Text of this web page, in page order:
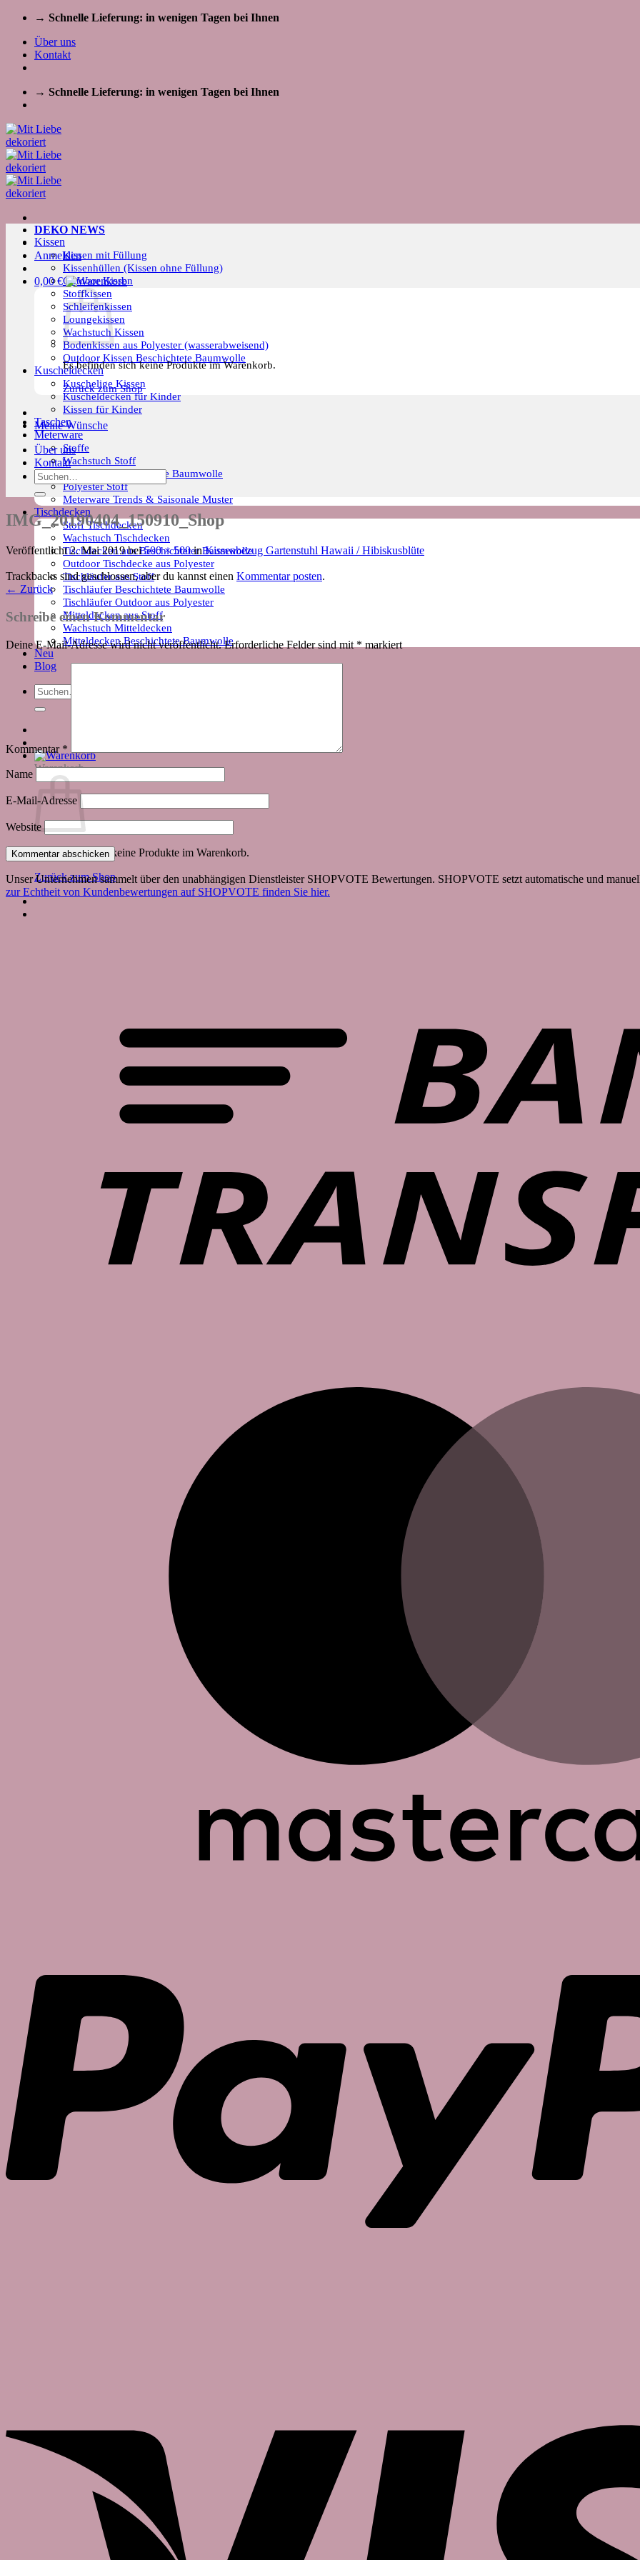
Zum
springen
→ Schnelle Lieferung: in wenigen Tagen bei Ihnen
Über uns
Kontakt
→ Schnelle Lieferung: in wenigen Tagen bei Ihnen
Kissen
Kissen mit Füllung
Kissenhüllen (Kissen ohne Füllung)
Outdoor Kissen
Stoffkissen
Schleifenkissen
Loungekissen
Wachstuch Kissen
Bodenkissen aus Polyester (wasserabweisend)
Outdoor Kissen Beschichtete Baumwolle
Kuscheldecken
Kuschelige Kissen
Kuscheldecken für Kinder
Kissen für Kinder
Taschen
Meterware
Stoffe
Wachstuch Stoff
Meterware Beschichtete Baumwolle
Polyester Stoff
Meterware Trends & Saisonale Muster
Tischdecken
Stoff Tischdecken
Wachstuch Tischdecken
Tischdecken aus Beschichteter Baumwolle
Outdoor Tischdecke aus Polyester
Tischläufer aus Stoff
Tischläufer Beschichtete Baumwolle
Tischläufer Outdoor aus Polyester
Mitteldecken aus Stoff
Wachstuch Mitteldecken
Mitteldecken Beschichtete Baumwolle
Neu
Blog
Suchen
nach:
Warenkorb
Es befinden sich keine Produkte im Warenkorb.
Zurück zum Shop
DEKO NEWS
Anmelden
0,00€
Es befinden sich keine Produkte im Warenkorb.
Zurück zum Shop
Meine Wünsche
Über uns
Kontakt
Suchen
nach:
IMG_20190404_150910_Shop
Veröffentlicht2. Mai 2019bei500 × 500inKissenbezug Gartenstuhl Hawaii / Hibiskusblüte
Trackbacks sind geschlossen, aber du kannst einen Kommentar posten.
← Zurück
Schreibe einen Kommentar
Deine E-Mail-Adresse wird nicht veröffentlicht. Erforderliche Felder sind mit*markiert
Kommentar *
Name
E-Mail-Adresse
Website
Unser Unternehmen sammelt über den unabhängigen Dienstleister SHOPVOTE Bewertungen. SHOPVOTE setzt automatische und
zur Echtheit von Kundenbewertungen auf SHOPVOTE finden Sie hier.